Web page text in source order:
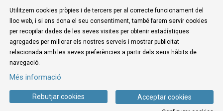
Diapositiva 2 de 4: Recepció - Planta baixa | © Museu de la Mediterrània
Utilitzem cookies pròpies i de tercers per al correcte funcionament del
lloc web, i si ens dona el seu consentiment, també farem servir cookies
per recopilar dades de les seves visites per obtenir estadístiques
agregades per millorar els nostres serveis i mostrar publicitat
relacionada amb les seves preferències a partir dels seus hàbits de
navegació.
Més informació
Acceptar cookies
Rebutjar cookies